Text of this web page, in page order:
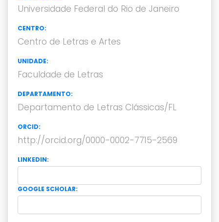
Universidade Federal do Rio de Janeiro
CENTRO:
Centro de Letras e Artes
UNIDADE:
Faculdade de Letras
DEPARTAMENTO:
Departamento de Letras Clássicas/FL
ORCID:
http://orcid.org/0000-0002-7715-2569
LINKEDIN:
GOOGLE SCHOLAR: